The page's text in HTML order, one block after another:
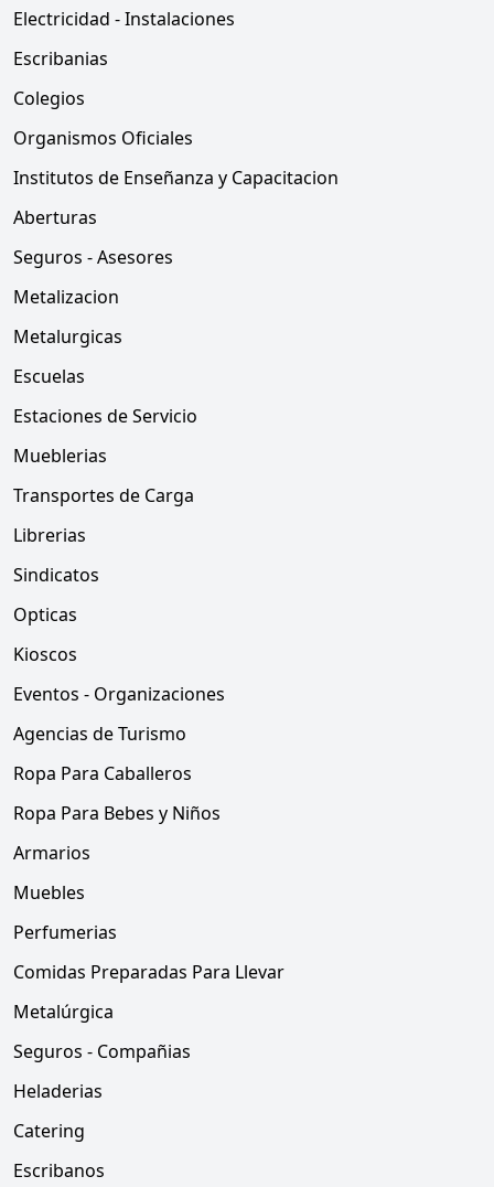
Electricidad - Instalaciones
Escribanias
Colegios
Organismos Oficiales
Institutos de Enseñanza y Capacitacion
Aberturas
Seguros - Asesores
Metalizacion
Metalurgicas
Escuelas
Estaciones de Servicio
Mueblerias
Transportes de Carga
Librerias
Sindicatos
Opticas
Kioscos
Eventos - Organizaciones
Agencias de Turismo
Ropa Para Caballeros
Ropa Para Bebes y Niños
Armarios
Muebles
Perfumerias
Comidas Preparadas Para Llevar
Metalúrgica
Seguros - Compañias
Heladerias
Catering
Escribanos